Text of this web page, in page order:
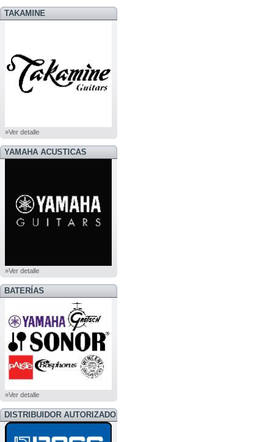
TAKAMINE
»Ver detalle
YAMAHA ACUSTICAS
»Ver detalle
BATERÍAS
»Ver detalle
DISTRIBUIDOR AUTORIZADO
BOSS